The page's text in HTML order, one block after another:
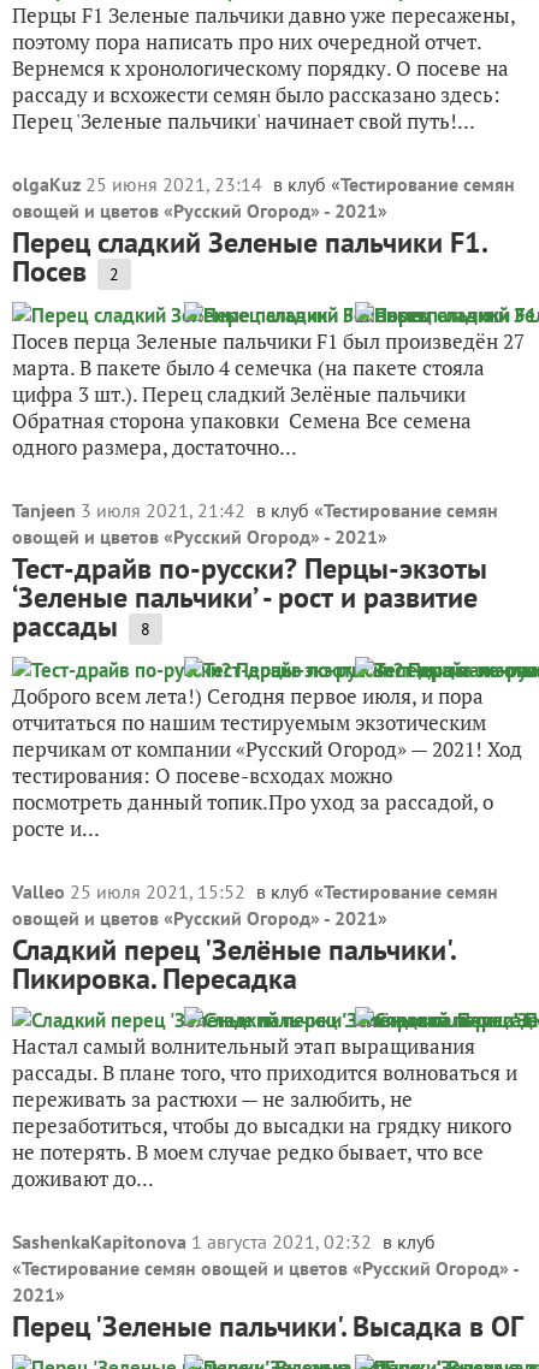
Перцы F1 Зеленые пальчики давно уже пересажены,
поэтому пора написать про них очередной отчет.
Вернемся к хронологическому порядку. О посеве на
рассаду и всхожести семян было рассказано здесь:
Перец 'Зеленые пальчики' начинает свой путь!...
olgaKuz 25 июня 2021, 23:14 в клуб «Тестирование семян
овощей и цветов «Русский Огород» - 2021»
Перец сладкий Зеленые пальчики F1.
Посев 2
Посев перца Зеленые пальчики F1 был произведён 27
марта. В пакете было 4 семечка (на пакете стояла
цифра 3 шт.). Перец сладкий Зелёные пальчики
Обратная сторона упаковки Семена Все семена
одного размера, достаточно...
Tanjeen 3 июля 2021, 21:42 в клуб «Тестирование семян
овощей и цветов «Русский Огород» - 2021»
Тест-драйв по-русски? Перцы-экзоты
‘Зеленые пальчики’ - рост и развитие
рассады 8
Доброго всем лета!) Сегодня первое июля, и пора
отчитаться по нашим тестируемым экзотическим
перчикам от компании «Русский Огород» — 2021! Ход
тестирования: О посеве-всходах можно
посмотреть данный топик.Про уход за рассадой, о
росте и...
Valleo 25 июля 2021, 15:52 в клуб «Тестирование семян
овощей и цветов «Русский Огород» - 2021»
Сладкий перец 'Зелёные пальчики'.
Пикировка. Пересадка
Настал самый волнительный этап выращивания
рассады. В плане того, что приходится волноваться и
переживать за растюхи — не залюбить, не
перезаботиться, чтобы до высадки на грядку никого
не потерять. В моем случае редко бывает, что все
доживают до...
SashenkaKapitonova 1 августа 2021, 02:32 в клуб
«Тестирование семян овощей и цветов «Русский Огород» -
2021»
Перец 'Зеленые пальчики'. Высадка в ОГ